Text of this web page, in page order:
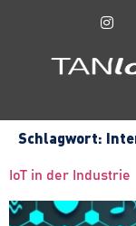
Schlagwort:
IoT in der Industrie